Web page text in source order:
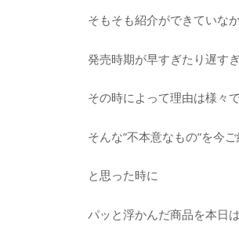
そもそも紹介ができていな
発売時期が早すぎたり遅す
その時によって理由は様々
そんな”不本意なもの”を今
と思った時に
パッと浮かんだ商品を本日